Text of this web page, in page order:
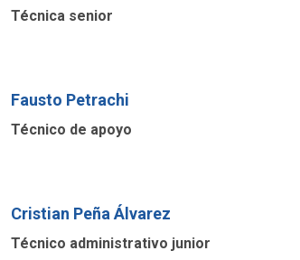
Técnica senior
Fausto Petrachi
Técnico de apoyo
Cristian Peña Álvarez
Técnico administrativo junior